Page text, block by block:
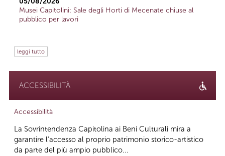
Musei Capitolini: Sale degli Horti di Mecenate chiuse al
pubblico per lavori
leggi tutto
ACCESSIBILITÀ
Accessibilità
La Sovrintendenza Capitolina ai Beni Culturali mira a
garantire l’accesso al proprio patrimonio storico-artistico
da parte del più ampio pubblico...